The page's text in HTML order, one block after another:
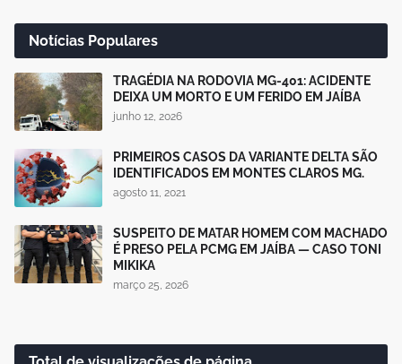
Notícias Populares
TRAGÉDIA NA RODOVIA MG-401: ACIDENTE
DEIXA UM MORTO E UM FERIDO EM JAÍBA
junho 12, 2026
PRIMEIROS CASOS DA VARIANTE DELTA SÃO
IDENTIFICADOS EM MONTES CLAROS MG.
agosto 11, 2021
SUSPEITO DE MATAR HOMEM COM MACHADO
É PRESO PELA PCMG EM JAÍBA — CASO TONI
MIKIKA
março 25, 2026